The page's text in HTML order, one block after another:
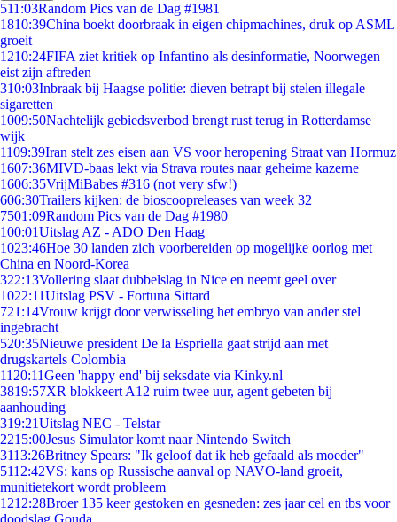
511:03Random Pics van de Dag #1981
1810:39China boekt doorbraak in eigen chipmachines, druk op ASML
groeit
1210:24FIFA ziet kritiek op Infantino als desinformatie, Noorwegen
eist zijn aftreden
310:03Inbraak bij Haagse politie: dieven betrapt bij stelen illegale
sigaretten
1009:50Nachtelijk gebiedsverbod brengt rust terug in Rotterdamse
wijk
1109:39Iran stelt zes eisen aan VS voor heropening Straat van Hormuz
1607:36MIVD-baas lekt via Strava routes naar geheime kazerne
1606:35VrijMiBabes #316 (not very sfw!)
606:30Trailers kijken: de bioscoopreleases van week 32
7501:09Random Pics van de Dag #1980
100:01Uitslag AZ - ADO Den Haag
1023:46Hoe 30 landen zich voorbereiden op mogelijke oorlog met
China en Noord-Korea
322:13Vollering slaat dubbelslag in Nice en neemt geel over
1022:11Uitslag PSV - Fortuna Sittard
721:14Vrouw krijgt door verwisseling het embryo van ander stel
ingebracht
520:35Nieuwe president De la Espriella gaat strijd aan met
drugskartels Colombia
11 20:11Geen 'happy end' bij seksdate via Kinky.nl
3819:57XR blokkeert A12 ruim twee uur, agent gebeten bij
aanhouding
319:21Uitslag NEC - Telstar
2215:00Jesus Simulator komt naar Nintendo Switch
3113:26Britney Spears: "Ik geloof dat ik heb gefaald als moeder"
5112:42VS: kans op Russische aanval op NAVO-land groeit,
munitietekort wordt probleem
1212:28Broer 135 keer gestoken en gesneden: zes jaar cel en tbs voor
doodslag Gouda